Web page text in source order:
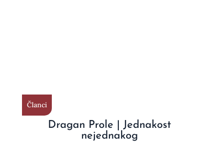
Članci
Dragan Prole | Jednakost
nejednakog